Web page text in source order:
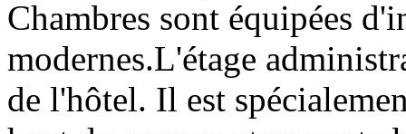
Chambres sont équipées
modernes.L'étage
de l'hôtel. Il est